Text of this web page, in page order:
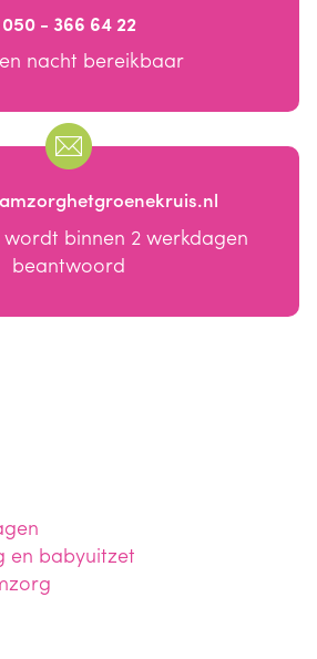
050 - 366 64 22
nacht bereikbaar
binnen 2 werkdagen
beantwoord
en babyuitzet